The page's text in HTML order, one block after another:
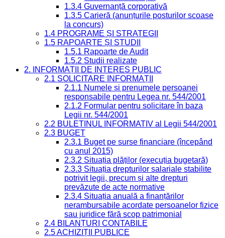
1.3.4 Guvernanță corporativă
1.3.5 Carieră (anunțurile posturilor scoase
la concurs)
1.4 PROGRAME ȘI STRATEGII
1.5 RAPOARTE ȘI STUDII
1.5.1 Rapoarte de Audit
1.5.2 Studii realizate
2. INFORMAȚII DE INTERES PUBLIC
2.1 SOLICITARE INFORMAȚII
2.1.1 Numele și prenumele persoanei
responsabile pentru Legea nr. 544/2001
2.1.2 Formular pentru solicitare în baza
Legii nr. 544/2001
2.2 BULETINUL INFORMATIV al Legii 544/2001
2.3 BUGET
2.3.1 Buget pe surse financiare (începând
cu anul 2015)
2.3.2 Situația plăților (execuția bugetară)
2.3.3 Situația drepturilor salariale stabilite
potrivit legii, precum și alte drepturi
prevăzute de acte normative
2.3.4 Situația anuală a finanțărilor
nerambursabile acordate persoanelor fizice
sau juridice fără scop patrimonial
2.4 BILANȚURI CONTABILE
2.5 ACHIZIȚII PUBLICE